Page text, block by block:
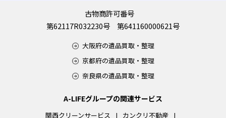
古物商許可番号
第62117R032230号 第641160000621号
大阪府の遺品買取・整理
京都府の遺品買取・整理
奈良県の遺品買取・整理
A-LIFEグループの関連サービス
関西クリーンサービス カンクリ不動産